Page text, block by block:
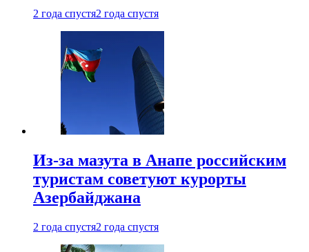
2 года спустя2 года спустя
Из-за мазута в Анапе российским
туристам советуют курорты
Азербайджана
2 года спустя2 года спустя